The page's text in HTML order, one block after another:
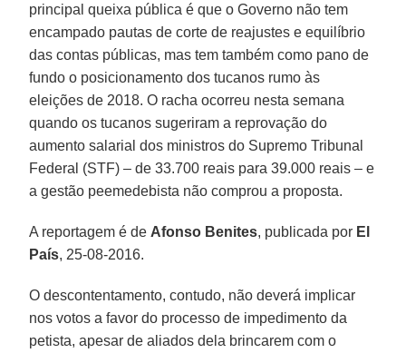
principal queixa pública é que o Governo não tem
encampado pautas de corte de reajustes e equilíbrio
das contas públicas, mas tem também como pano de
fundo o posicionamento dos tucanos rumo às
eleições de 2018. O racha ocorreu nesta semana
quando os tucanos sugeriram a reprovação do
aumento salarial dos ministros do Supremo Tribunal
Federal (STF) – de 33.700 reais para 39.000 reais – e
a gestão peemedebista não comprou a proposta.
A reportagem é de Afonso Benites, publicada por El
País, 25-08-2016.
O descontentamento, contudo, não deverá implicar
nos votos a favor do processo de impedimento da
petista, apesar de aliados dela brincarem com o